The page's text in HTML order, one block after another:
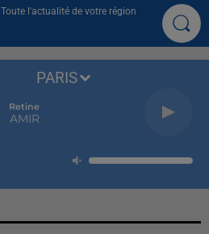
Toute l'actualité de votre région
Retine
AMIR
PARIS